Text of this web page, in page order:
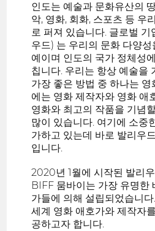
인도는 예술과 문화유산의
악, 영화, 회화, 스포츠 등 우
로 퍼져 있습니다. 글로벌 기
우드) 는 우리의 문화 다양
예이며 인도의 국가 정체성
칩니다. 우리는 항상 예술을
가장 좋은 방법 중 하나는
에는 영화 제작자와 영화 애
영화와 최고의 작품을 기념
많이 있습니다. 여기에 소중
가하고 있는데 바로 발리우
입니다.
2020년 1월에 시작된 발리
BIFF 뭄바이는 가장 유명한
가들에 의해 설립되었습니
세계 영화 애호가와 제작자
공하고자 합니다.